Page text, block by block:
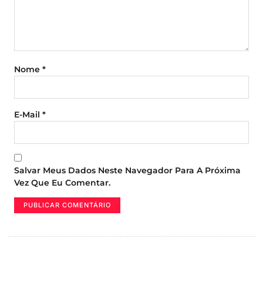
Nome *
E-Mail *
Salvar Meus Dados Neste Navegador Para A Próxima
Vez Que Eu Comentar.